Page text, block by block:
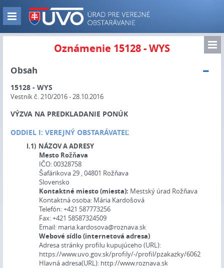
mainZobraz
navigáciu
Oznámenie 15128 - WYS
Obsah
15128 - WYS
Vestník č. 210/2016 - 28.10.2016
VÝZVA NA PREDKLADANIE PONÚK
ODDIEL I: VEREJNÝ OBSTARÁVATEĽ
I.1) NÁZOV A ADRESY
Mesto Rožňava
IČO:00328758
Šafárikova 29 , 04801 Rožňava
Slovensko
Kontaktné miesto (miesta): Mestský úrad Rožňava
Kontaktná osoba: Mária Kardošová
Telefón:+421 587773256
Fax:+421 58587324509
Email: maria.kardosova@roznava.sk
Webové sídlo (internetová adresa)
Adresa stránky profilu kupujúceho (URL):
https://www.uvo.gov.sk/profily/-/profil/pzakazky/6062
Hlavná adresa(URL): http://www.roznava.sk